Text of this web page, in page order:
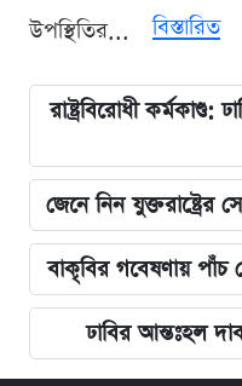
উপস্থিতির...
বিস্তারিত
রাষ্ট্রবিরোধী
জেনে নিন যুক্তরাষ্ট্রের
বাকৃবির গবেষণায় পাঁচ
ঢাবির আন্তঃহল